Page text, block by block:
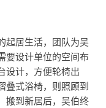
起居生活，团队为吴
要设计单位的空间布
设计，方便轮椅出
叠式浴椅，则照顾到
搬到新居后，吴伯终